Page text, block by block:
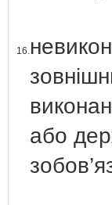
16.
або